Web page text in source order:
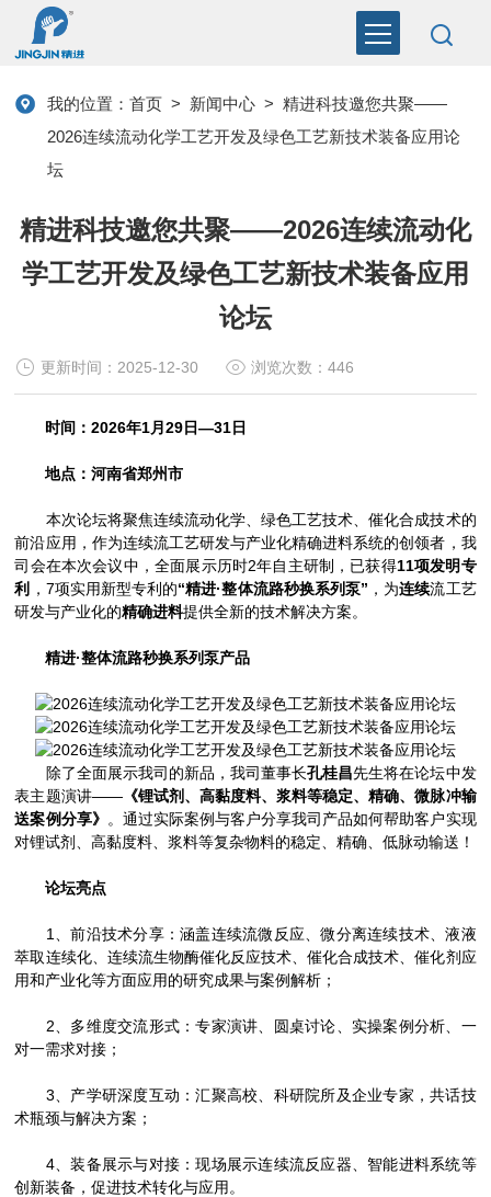
我的位置：首页 > 新闻中心 >精进科技邀您共聚——
2026连续流动化学工艺开发及绿色工艺新技术装备应用论
坛
精进科技邀您共聚——2026连续流动化
学工艺开发及绿色工艺新技术装备应用
论坛
更新时间：2025-12-30 浏览次数：446
时间：2026年1月29日—31日
地点：河南省郑州市
本次论坛将聚焦连续流动化学、绿色工艺技术、催化合成技术的
前沿应用，作为连续流工艺研发与产业化精确进料系统的创领者，我
司会在本次会议中，全面展示历时2年自主研制，已获得11项发明专
利
，7项实用新型专利的“精进·整体流路秒换系列泵” ，为连续流工艺
研发与产业化的精确进料提供全新的技术解决方案。
精进·整体流路秒换系列泵产品
除了全面展示我司的新品，我司董事长孔桂昌先生将在论坛中发
表主题演讲——《锂试剂、高黏度料、浆料等稳定、精确、微脉冲输
送案例分享》 。通过实际案例与客户分享我司产品如何帮助客户实现
对锂试剂、高黏度料、浆料等复杂物料的稳定、精确、低脉动输送！
论坛亮点
1、前沿技术分享：涵盖连续流微反应、微分离连续技术、液液
萃取连续化、连续流生物酶催化反应技术、催化合成技术、催化剂应
用和产业化等方面应用的研究成果与案例解析；
2、多维度交流形式：专家演讲、圆桌讨论、实操案例分析、一
对一需求对接；
3、产学研深度互动：汇聚高校、科研院所及企业专家，共话技
术瓶颈与解决方案；
4、装备展示与对接：现场展示连续流反应器、智能进料系统等
创新装备，促进技术转化与应用。